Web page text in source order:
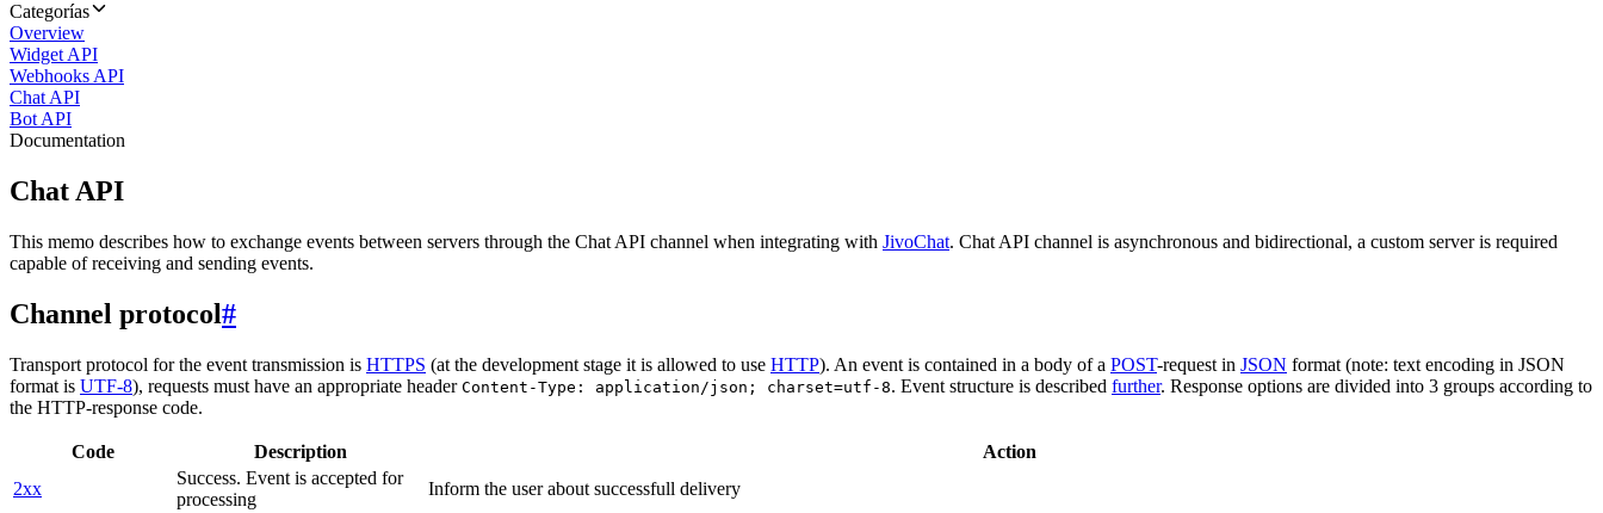
Categorías
Overview
Widget API
Webhooks API
Chat API
Bot API
Documentation
Chat API
This memo describes how to exchange events between servers through the Chat API channel when integrating with JivoChat. Chat API channel is asynchronous and bidirectional, a custom server is required
capable of receiving and sending events.
Channel protocol#
Transport protocol for the event transmission is HTTPS (at the development stage it is allowed to use HTTP). An event is contained in a body of a POST-request in JSON format (note: text encoding in JSON
format is UTF-8), requests must have an appropriate header Content-Type: application/json; charset=utf-8. Event structure is described further. Response options are divided into 3 groups according to
the HTTP-response code.
Code Description
Action
2xx
Success. Event is accepted for
processing
Inform the user about successfull delivery